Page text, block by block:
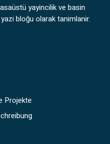
yayincilik ve basin
bloğu olarak tanimlanir.
Projekte